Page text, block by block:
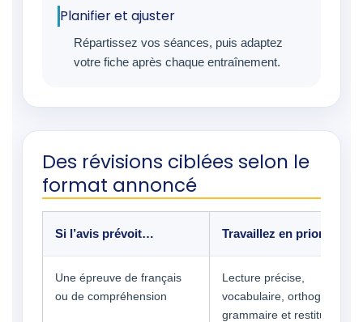
Planifier et ajuster
Répartissez vos séances, puis adaptez
votre fiche après chaque entraînement.
Des révisions ciblées selon le
format annoncé
Si l’avis prévoit… Travaillez en priorité…
Une épreuve de français
ou de compréhension
Lecture précise,
vocabulaire, orthographe,
grammaire et restitution